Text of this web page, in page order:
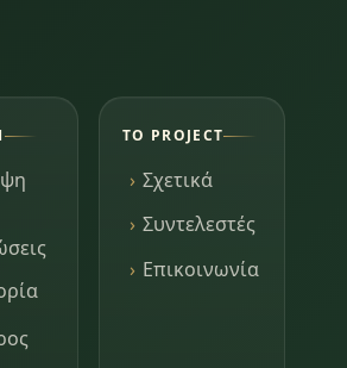
ΤΟ PROJECT
Σχετικά
Συντελεστές
Επικοινωνία